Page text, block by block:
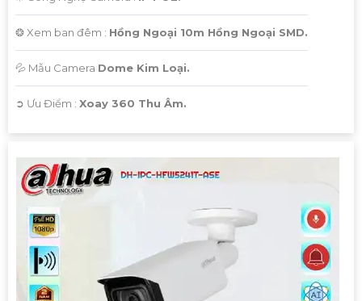
❂ Xem ban đêm : Hồng Ngoại 10m Hồng Ngoại SMD.
💦 Mẫu Camera Dome Kim Loại.
️➲ Ưu Điểm : Xoay 360 Thu Âm.